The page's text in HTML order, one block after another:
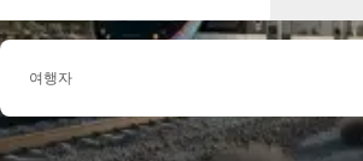
여행자